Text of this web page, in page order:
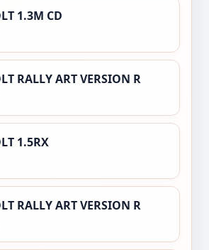
1.3M CD
RALLY ART VERSION R
1.5RX
RALLY ART VERSION R